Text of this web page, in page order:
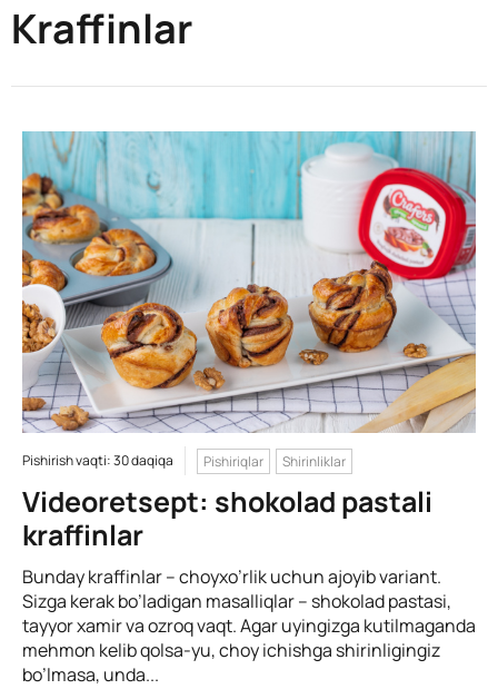
Kraffinlar
Pishirish vaqti: 30 daqiqa Pishiriqlar Shirinliklar
Videoretsept: shokolad pastali
kraffinlar
Bunday kraffinlar – choyxo’rlik uchun ajoyib variant.
Sizga kerak bo’ladigan masalliqlar – shokolad pastasi,
tayyor xamir va ozroq vaqt. Agar uyingizga kutilmaganda
mehmon kelib qolsa-yu, choy ichishga shirinligingiz
bo’lmasa, unda...